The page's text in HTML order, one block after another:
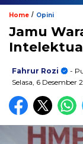
Home / Opini
Jamu
Fahrur Rozi
-
Selasa, 6 Desember